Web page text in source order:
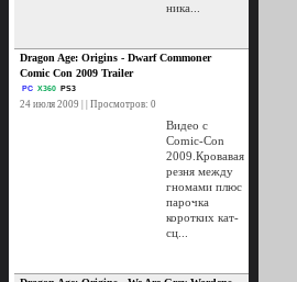
ника...
Dragon Age: Origins - Dwarf Commoner
Comic Con 2009 Trailer
PC X360 PS3
24 июля 2009 | | Просмотров: 0
Видео с
Comic-Con
2009.Кровавая
резня между
гномами плюс
парочка
коротких кат-
сц...